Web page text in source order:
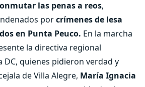
las penas a reos,
porcrímenes de lesa
en Punta Peuco. En la marcha
la directiva regional
quienes pidieron verdad y
de Villa Alegre, María Ignacia